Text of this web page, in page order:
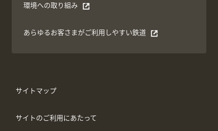
環境への取り組み
別ウィンドウで開く
あらゆるお客さまがご利⽤しやすい鉄道
別ウィンドウで開く
サイトマップ
サイトのご利用にあたって